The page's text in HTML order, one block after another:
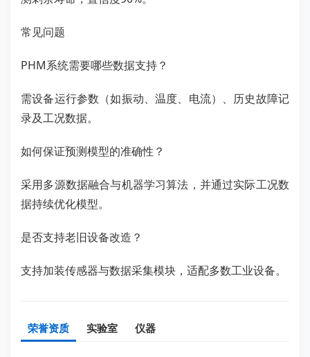
常见问题
PHM系统需要哪些数据支持？
需设备运行参数（如振动、温度、电流）、历史故障记
录及工况数据。
如何保证预测模型的准确性？
采用多源数据融合与机器学习算法，并通过实际工况数
据持续优化模型。
是否支持老旧设备改造？
支持加装传感器与数据采集模块，适配多数工业设备。
荣誉资质 实验室 仪器